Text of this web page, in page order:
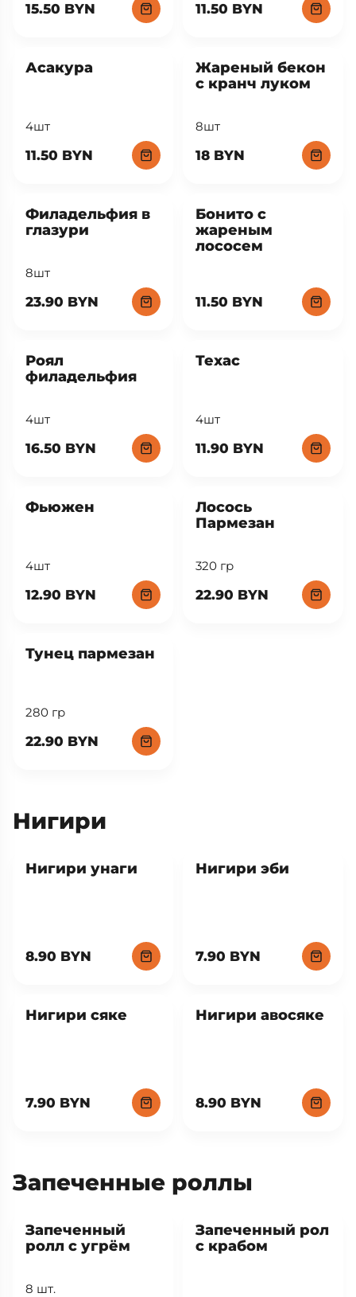
15.50 BYN 11.50 BYN
Асакура
4шт
11.50 BYN
Жареный бекон
с кранч луком
8шт
18 BYN
Филадельфия в
глазури
8шт
23.90 BYN
Бонито с
жареным
лососем
11.50 BYN
Роял
филадельфия
4шт
16.50 BYN
Техас
4шт
11.90 BYN
Фьюжен
4шт
12.90 BYN
Лосось
Пармезан
320 гр
22.90 BYN
New
Тунец пармезан
280 гр
22.90 BYN
Нигири
Нигири унаги
8.90 BYN
Нигири эби
7.90 BYN
Нигири сяке
7.90 BYN
Нигири авосяке
8.90 BYN
Запеченные роллы
Запеченный
ролл с угрём
8 шт.
Запеченный рол
с крабом